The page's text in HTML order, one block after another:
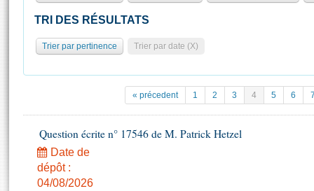
Pétitions
Projets de loi
Propositions de loi
Amendements
Textes adoptés
Statistiques et chiffres clés
Documents de référence
( Constitution | Règlement de l'Assemblée ... )
Histoire
Juniors
Contacts et plan d'accès
Photos libres de droit
TRI DES RÉSULTATS
Trier par pertinence Trier par date (X)
« précedent 1 2 3 4 5 6
Question écrite n° 17546 de M. Patrick Hetzel
Date de
dépôt :
04/08/2026